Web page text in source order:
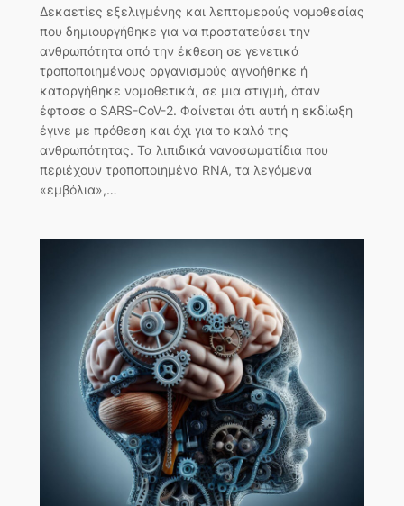
Δεκαετίες εξελιγμένης και λεπτομερούς νομοθεσίας
που δημιουργήθηκε για να προστατεύσει την
ανθρωπότητα από την έκθεση σε γενετικά
τροποποιημένους οργανισμούς αγνοήθηκε ή
καταργήθηκε νομοθετικά, σε μια στιγμή, όταν
έφτασε ο SARS-CoV-2. Φαίνεται ότι αυτή η εκδίωξη
έγινε με πρόθεση και όχι για το καλό της
ανθρωπότητας. Τα λιπιδικά νανοσωματίδια που
περιέχουν τροποποιημένα RNA, τα λεγόμενα
«εμβόλια»,…